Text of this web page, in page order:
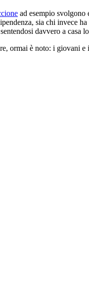
ad esempio svolgono
sia chi invece
davvero a casa
ormai è noto: i giovani